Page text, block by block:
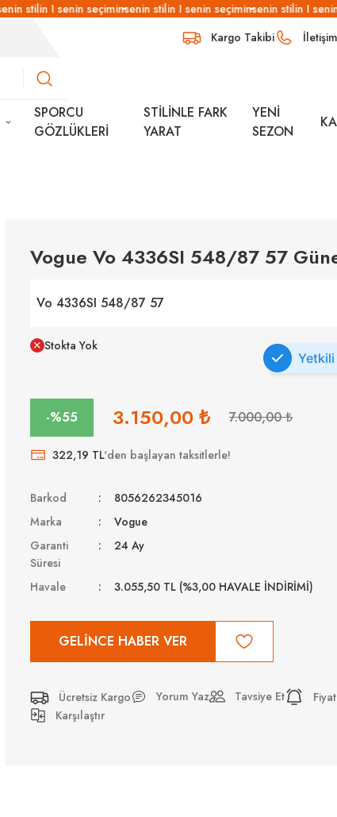
stilin I senin seçiminsenin stilin I senin seçiminsenin stilin I senin
Kargo Takibi İletişim
SPORCU
GÖZLÜKLERİ
STİLİNLE FARK
YARAT
YENİ
SEZON
Vogue Vo 4336SI 548/87 57
Vo 4336SI 548/87 57
Stokta Yok
Yetkili
-%55 3.150,00 ₺ 7.000,00 ₺
322,19 TL'den başlayan taksitlerle!
Barkod
8056262345016
Marka
Vogue
Garanti
Süresi
24 Ay
Havale 3.055,50 TL (%3,00 HAVALE İNDİRİMİ)
GELINCE HABER VER
Ücretsiz Kargo Yorum Yaz Tavsiye Et
Karşılaştır